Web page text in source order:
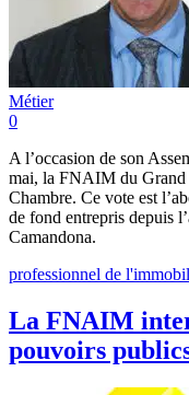
Métier
0
A l’occasion de son
mai, la FNAIM du Grand
Chambre. Ce vote est
de fond entrepris depuis
Camandona.
professionnel de
La FNAIM
pouvoirs